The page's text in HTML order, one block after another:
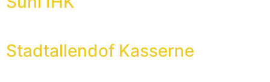
Stadtallendof Kasserne